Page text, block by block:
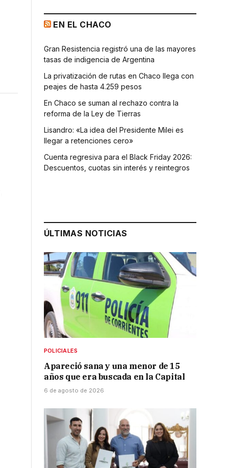
EN EL CHACO
Gran Resistencia registró una de las mayores
tasas de indigencia de Argentina
La privatización de rutas en Chaco llega con
peajes de hasta 4.259 pesos
En Chaco se suman al rechazo contra la
reforma de la Ley de Tierras
Lisandro: «La idea del Presidente Milei es
llegar a retenciones cero»
Cuenta regresiva para el Black Friday 2026:
Descuentos, cuotas sin interés y reintegros
ÚLTIMAS NOTICIAS
POLICIALES
Apareció sana y una menor de 15
años que era buscada en la Capital
6 de agosto de 2026